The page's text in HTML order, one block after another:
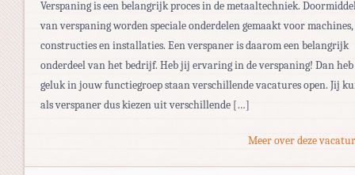
Verspaning is een belangrijk proces in de metaaltechniek.
van verspaning worden speciale onderdelen gemaakt voor machines,
constructies en installaties. Een verspaner is daarom een belangrijk
onderdeel van het bedrijf. Heb jij ervaring in de verspaning! Dan heb
geluk in jouw functiegroep staan verschillende vacatures open. Jij
als verspaner dus kiezen uit verschillende […]
Meer over deze